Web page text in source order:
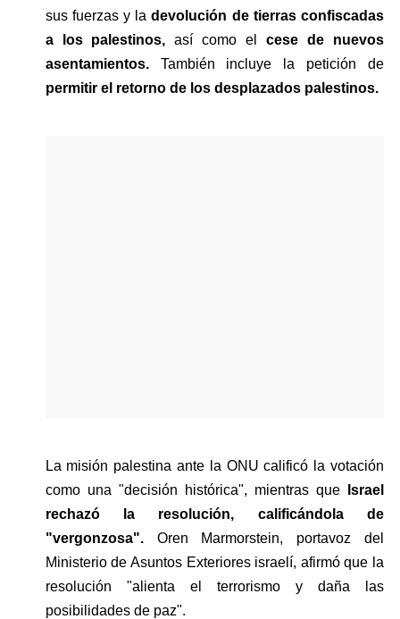
sus fuerzas y la devolución de tierras confiscadas
a los palestinos, así como el cese de nuevos
asentamientos.
También incluye la petición de
permitir el retorno de los desplazados palestinos.
La misión palestina ante la ONU calificó la votación
como una "decisión histórica", mientras que Israel
rechazó la resolución, calificándola de
"vergonzosa". Oren Marmorstein, portavoz del
Ministerio de Asuntos Exteriores israelí, afirmó que la
resolución "alienta el terrorismo y daña las
posibilidades de paz".